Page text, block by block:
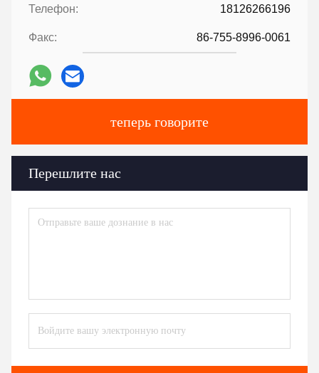
Телефон: 18126266196
Факс: 86-755-8996-0061
теперь говорите
Перешлите нас